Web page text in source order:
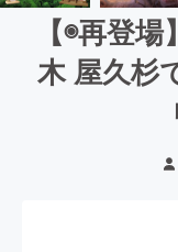
【◉再登
木 屋久杉